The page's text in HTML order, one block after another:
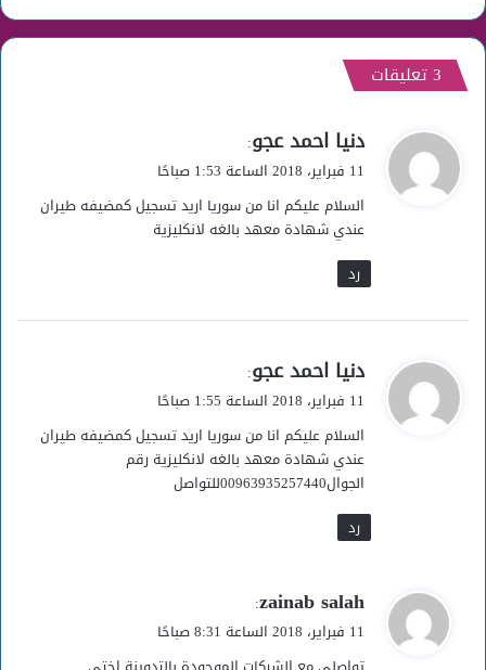
‫3 تعليقات
ي
ق
ل
دنيا احمد عجو:
11 فبراير، 2018 الساعة 1:53 صباحًا
السلام عليكم انا من سوريا اريد تسجيل كمضيفه طيران
عندي شهادة معهد بالغه لانكليزية
رد
ي
ق
ل
دنيا احمد عجو:
11 فبراير، 2018 الساعة 1:55 صباحًا
السلام عليكم انا من سوريا اريد تسجيل كمضيفه طيران
عندي شهادة معهد بالغه لانكليزية رقم
الجوال00963935257440للتواصل
رد
ي
ق
zainab salah
:
11 فبراير، 2018 الساعة 8:31 صباحًا